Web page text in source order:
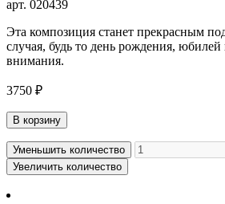
арт. 020439
Эта композиция станет прекрасным
случая, будь то день рождения, юбилей
внимания.
3750 ₽
В корзину
Уменьшить количество
Увеличить количество